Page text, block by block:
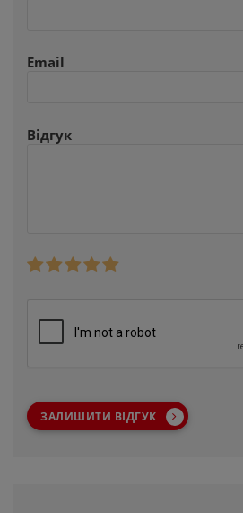
Email
Відгук
ЗАЛИШИТИ ВІДГУК